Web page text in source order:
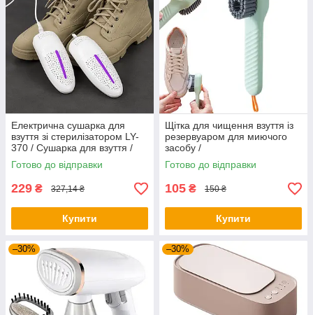
Електрична сушарка для
взуття зі стерилізатором LY-
370 / Сушарка для взуття /
Електросушарка для взуття
Готово до відправки
229 ₴ 327,14 ₴
Купити
Щітка для чищення взуття із
резервуаром для миючого
засобу /
Багатофункціональна щітка з
дозатором
Готово до відправки
105 ₴ 150 ₴
Купити
–30% –30%